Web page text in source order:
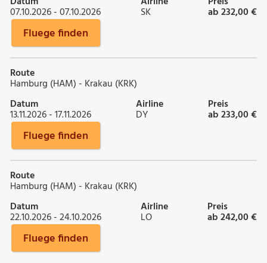
07.10.2026 - 07.10.2026 SK ab 232,00 €
Fluege finden
Route
Hamburg (HAM) - Krakau (KRK)
Datum
13.11.2026 - 17.11.2026
Airline
DY
Preis
ab 233,00 €
Fluege finden
Route
Hamburg (HAM) - Krakau (KRK)
Datum
22.10.2026 - 24.10.2026
Airline
LO
Preis
ab 242,00 €
Fluege finden